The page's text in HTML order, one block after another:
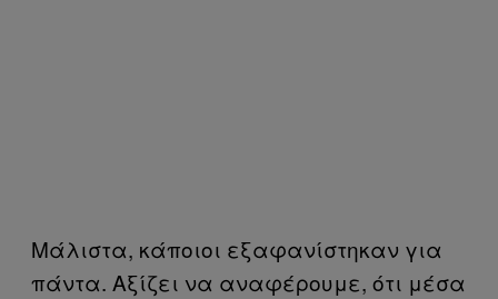
Μάλιστα, κάποιοι εξαφανίστηκαν για
πάντα. Αξίζει να αναφέρουμε, ότι μέσα